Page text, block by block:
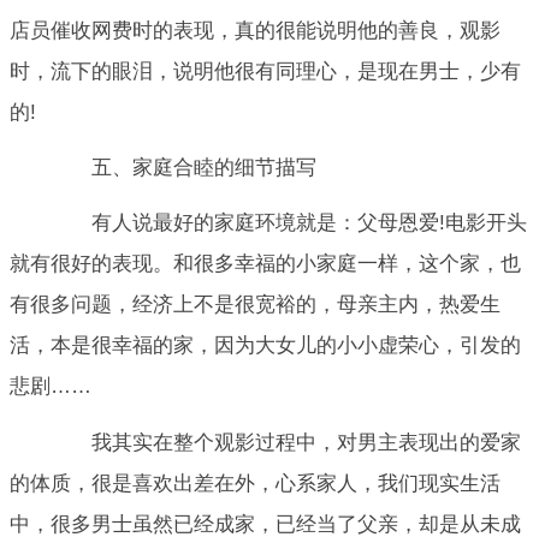
店员催收网费时的表现，真的很能说明他的善良，观影
时，流下的眼泪，说明他很有同理心，是现在男士，少有
的!
五、家庭合睦的细节描写
有人说最好的家庭环境就是：父母恩爱!电影开头
就有很好的表现。和很多幸福的小家庭一样，这个家，也
有很多问题，经济上不是很宽裕的，母亲主内，热爱生
活，本是很幸福的家，因为大女儿的小小虚荣心，引发的
悲剧……
我其实在整个观影过程中，对男主表现出的爱家
的体质，很是喜欢出差在外，心系家人，我们现实生活
中，很多男士虽然已经成家，已经当了父亲，却是从未成